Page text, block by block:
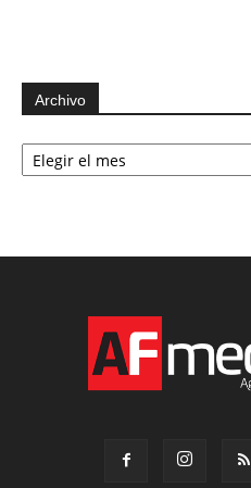
Archivo
Archivo